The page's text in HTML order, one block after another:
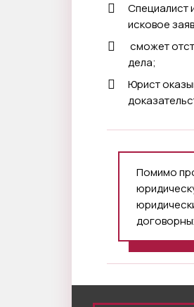
Специалист
исковое
сможет
дела;
Юрист
Помимо